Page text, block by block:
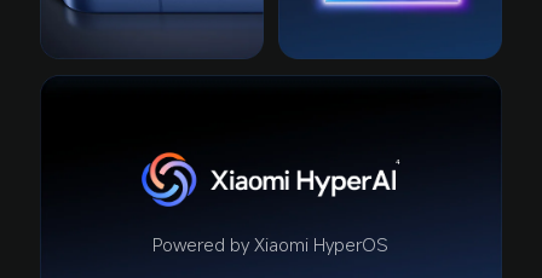
4
Powered by Xiaomi HyperOS